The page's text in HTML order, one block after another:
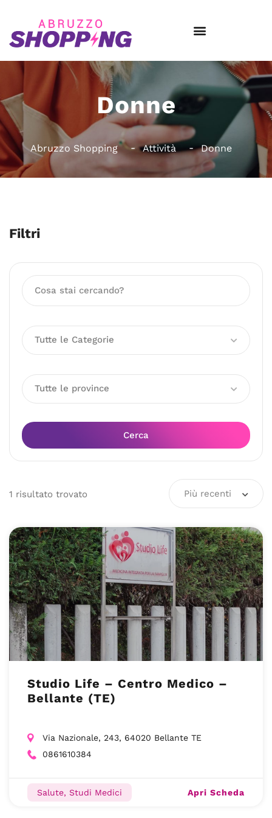
Donne
Abruzzo Shopping Attività Donne
Filtri
Tutte le Categorie
Tutte le province
Cerca
1 risultato trovato Più recenti
Studio Life – Centro Medico –
Bellante (TE)
Via Nazionale, 243, 64020 Bellante TE
0861610384
Salute, Studi Medici Apri Scheda